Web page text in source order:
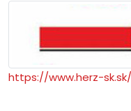
https://www.herz-sk.sk/